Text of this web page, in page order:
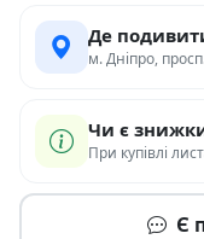
Де
м. Дніпро,
Чи є
При купівлі
Є